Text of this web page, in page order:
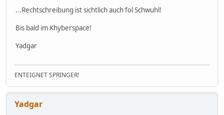
...Rechtschreibung ist sichtlich auch fol Schwuhl!
Bis bald im Khyberspace!
Yadgar
ENTEIGNET SPRINGER!
Yadgar